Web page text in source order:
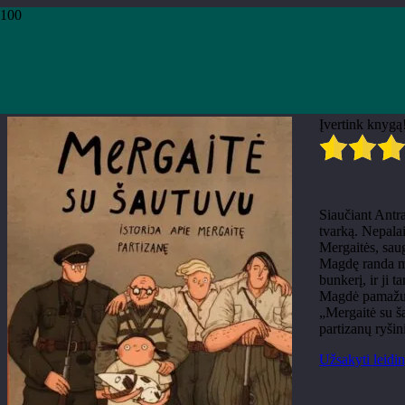
Pradžia
Marius Marcinkevičius, Lina
Įvertink knygą!
Siaučiant
tvarką.
Mergaitės,
Magdę randa
bunkerį, ir ji
Magdė
„Mergaitė su
partizanų
Užsakyti